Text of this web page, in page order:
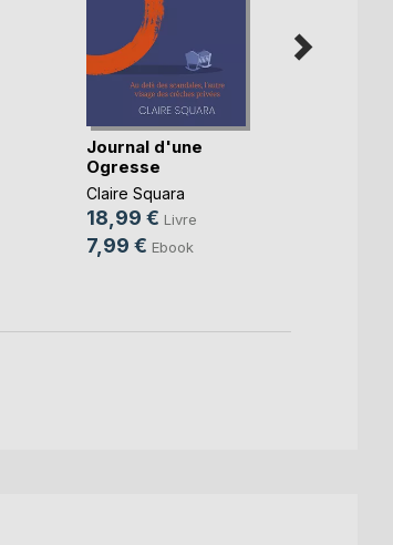
Journal d'une
Ogresse
Claire Squara
18,99 € Livre
7,99 € Ebook